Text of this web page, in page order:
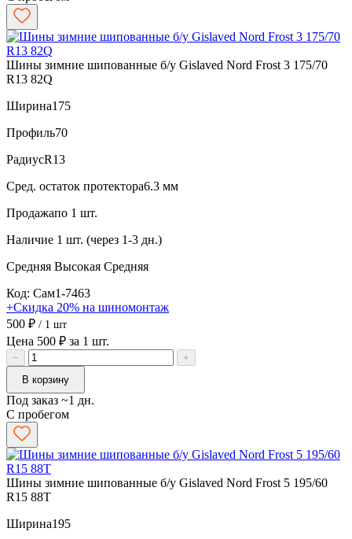
Шины зимние шипованные б/у Gislaved Nord Frost 3 175/70
R13 82Q
Ширина175
Профиль70
РадиусR13
Сред. остаток протектора6.3 мм
Продажапо 1 шт.
Наличие 1 шт. (через 1-3 дн.)
Средняя Высокая Средняя
Код: Сам1-7463
+Скидка 20% на шиномонтаж
500 ₽ / 1 шт
Цена 500 ₽ за 1 шт.
−
+
В корзину
Под заказ ~1 дн.
С пробегом
Шины зимние шипованные б/у Gislaved Nord Frost 5 195/60
R15 88T
Ширина195